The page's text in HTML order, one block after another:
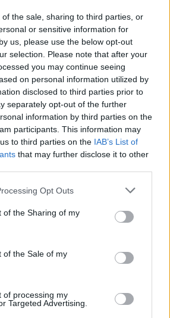
the sale, sharing to third parties, or
or sensitive information for
us, please use the below opt-out
selection. Please note that after your
you may continue seeing
on personal information utilized by
disclosed to third parties prior to
separately opt-out of the further
information by third parties on the
participants. This information may
to third parties on the IAB’s List of
that may further disclose it to other
app uses one or more Google
or usage behaviour. You may click to
to Google and its third-party tags to
specified purposes in below Google
Opt Outs
of the Sharing of my
of the Sale of my
of processing my
Targeted Advertising.
Successiva
CORONAVIRUS
LAZIO Aumenti
stabili e decessi in
calo. Il bollettino
“No ai coronabond, ha
fa
fa
emergenza Italia